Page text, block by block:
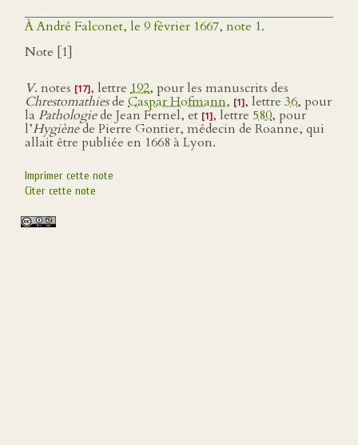
À André Falconet, le 9 février 1667, note 1.
Note [1]
V. notes [17], lettre 192, pour les manuscrits des
Chrestomathiesde Caspar Hofmann, [1], lettre 36, pour
la Pathologiede Jean Fernel, et [1], lettre 580, pour
l’Hygiènede Pierre Gontier, médecin de Roanne, qui
allait être publiée en 1668 à Lyon.
Imprimer cette note
Citer cette note